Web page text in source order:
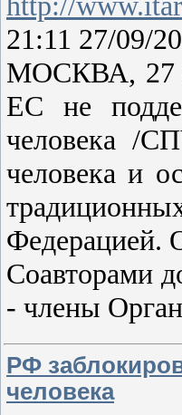
21:11 27/09/
МОСКВА, 27
ЕС не
человека /
человека и
Федерацией.
Соавторами
- члены
РФ
человека